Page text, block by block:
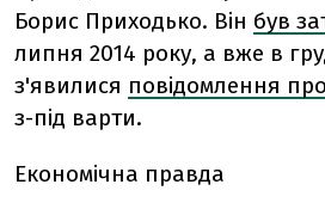
Борис Приходько. Він був
липня 2014 року, а вже в
з'явилися повідомлення
з-під варти.
Економічна правда